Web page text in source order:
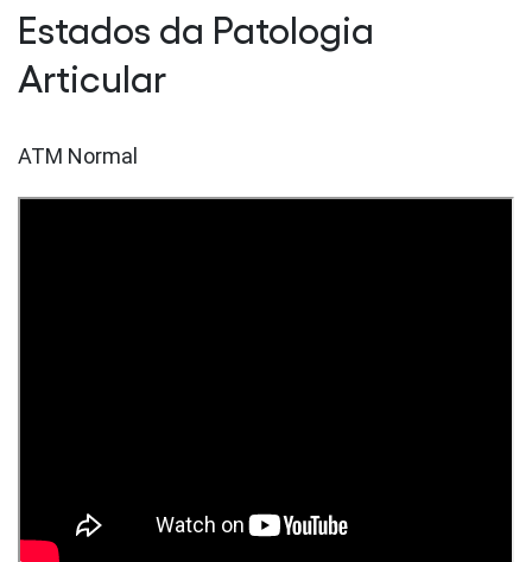
Estados da Patologia
Articular
ATM Normal